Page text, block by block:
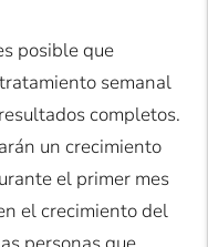
posible que
semanal
completos.
un crecimiento
el primer mes
el crecimiento del